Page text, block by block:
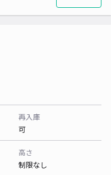
再入庫
可
高さ
制限なし